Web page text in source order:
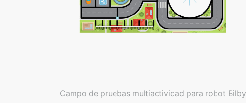
Campo de pruebas multiactividad para robot Bilby